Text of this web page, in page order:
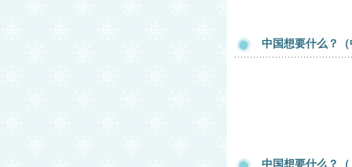
中国想要什么？
中国想要什么？